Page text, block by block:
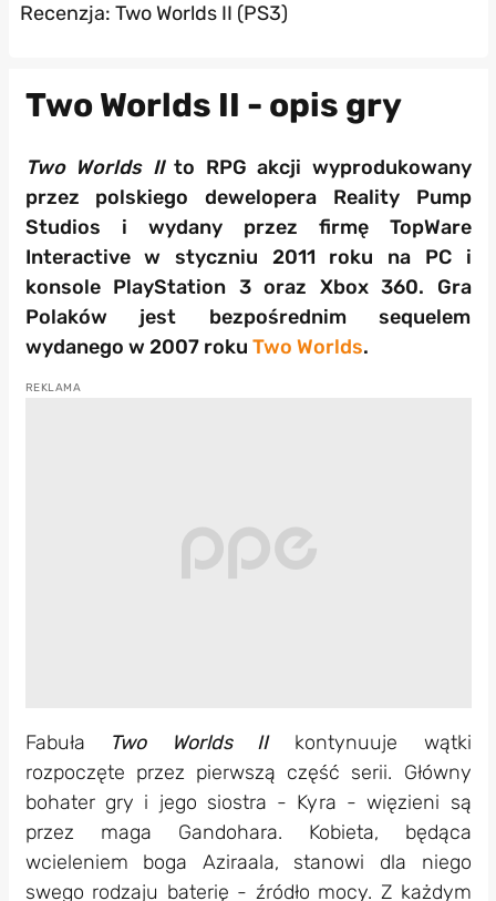
Recenzja: Two Worlds II (PS3)
Two Worlds II - opis gry
Two Worlds II to RPG akcji wyprodukowany
przez polskiego dewelopera Reality Pump
Studios i wydany przez firmę TopWare
Interactive w styczniu 2011 roku na PC i
konsole PlayStation 3 oraz Xbox 360. Gra
Polaków jest bezpośrednim sequelem
wydanego w 2007 roku Two Worlds.
Fabuła Two Worlds IIkontynuuje wątki
rozpoczęte przez pierwszą część serii. Główny
bohater gry i jego siostra - Kyra - więzieni są
przez maga Gandohara. Kobieta, będąca
wcieleniem boga Aziraala, stanowi dla niego
swego rodzaju baterię - źródło mocy. Z każdym